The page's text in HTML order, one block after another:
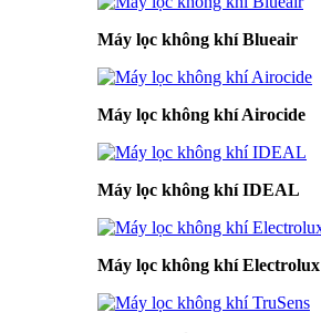
Máy lọc không khí Blueair
Máy lọc không khí Airocide
Máy lọc không khí IDEAL
Máy lọc không khí Electrolux